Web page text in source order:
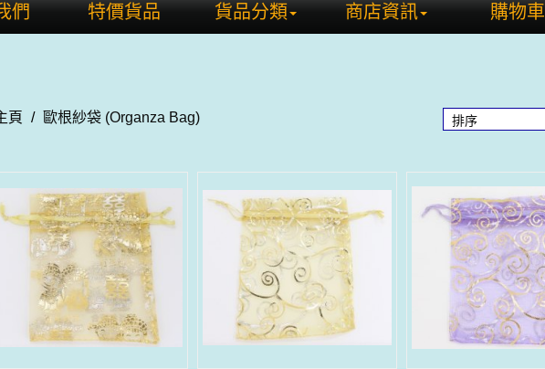
們 特價貨品 貨品分類 商店資訊 購物車
頁 / 歐根紗袋 (Organza Bag)